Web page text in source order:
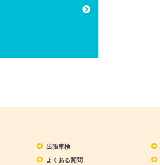
出張車検
よくある質問